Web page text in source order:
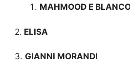
MAHMOOD E
2. ELISA
3. GIANNI MORANDI